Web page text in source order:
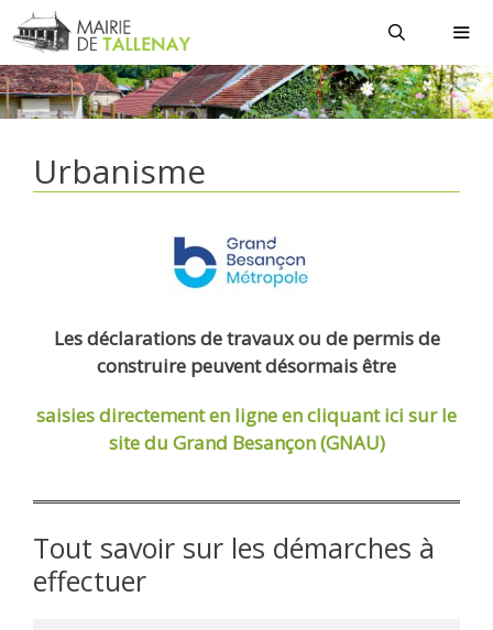
Aller
au
contenu
Urbanisme
Les déclarations de travaux ou de permis de
construire peuvent désormais être
saisies directement en ligneen cliquant ici sur le
site du Grand Besançon (GNAU)
Tout savoir sur les démarches à
effectuer